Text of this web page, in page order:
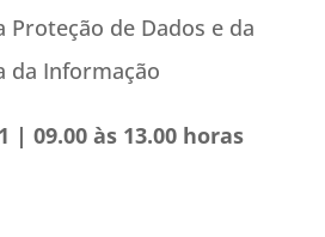
Proteção de Dados e da
da Informação
| 09.00 às 13.00 horas